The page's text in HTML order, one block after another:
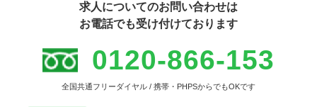
求人についてのお問い合わせは
お電話でも受け付けております
0120-866-153
全国共通フリーダイヤル / 携帯・PHPSからでもOKです